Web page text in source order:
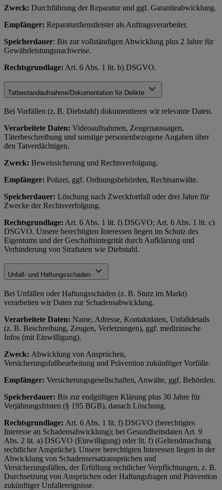
Zweck: Durchführung der Reparatur und ggf. Garantieabwicklung.
Empfänger: Reparaturdienstleister als Auftragsverarbeiter.
Speicherdauer: Bis zur vollständigen Abwicklung plus 2 Jahre für
Gewährleistungsnachweise.
Rechtsgrundlage: Art. 6 Abs. 1 lit. b) DSGVO.
Tatbestandaufnahme/Dokumentation für Delikte
Bei Vorfällen (z. B. Diebstahl) dokumentieren wir relevante Daten.
Verarbeitete Daten: Videoaufnahmen, Zeugenaussagen,
Täterbeschreibung und sonstige personenbezogene Angaben über
den Tatverdächtigen.
Zweck: Beweissicherung und Rechtsverfolgung.
Empfänger: Polizei, ggf. Ordnungsbehörden, Rechtsanwälte.
Speicherdauer: Löschung nach Zweckfortfall oder drei Jahre für
Zwecke der Rechtsverfolgung.
Rechtsgrundlage: Art. 6 Abs. 1 lit. f) DSGVO; Art. 6 Abs. 1 lit. c)
DSGVO. Unsere berechtigten Interessen liegen im Schutz des
Eigentums und der Geschäftsintegrität durch Aufklärung und
Verhinderung von Straftaten wie Diebstahl.
Unfall- und Haftungsschaden
Bei Unfällen oder Haftungsschäden (z. B. Sturz im Markt)
verarbeiten wir Daten zur Schadensabwicklung.
Verarbeitete Daten: Name, Adresse, Kontaktdaten, Unfalldetails
(z. B. Beschreibung, Zeugen, Verletzungen), ggf. medizinische
Infos (mit Einwilligung).
Zweck: Abwicklung von Ansprüchen,
Versicherungsfallbearbeitung und Prävention zukünftiger Vorfälle.
Empfänger: Versicherungsgesellschaften, Anwälte, ggf. Behörden.
Speicherdauer: Bis zur endgültigen Klärung plus 30 Jahre für
Verjährungsfristen (§ 195 BGB), danach Löschung.
Rechtsgrundlage: Art. 6 Abs. 1 lit. f) DSGVO (berechtigtes
Interesse an Schadensabwicklung); bei Gesundheitsdaten Art. 9
Abs. 2 lit. a) DSGVO (Einwilligung) oder lit. f) (Geltendmachung
rechtlicher Ansprüche). Unsere berechtigten Interessen liegen in der
Abwicklung von Schadensersatzansprüchen und
Versicherungsfällen, der Erfüllung rechtlicher Verpflichtungen, z. B.
Durchsetzung von Ansprüchen oder Haftungsfragen und Prävention
zukünftiger Unfallereignisse.